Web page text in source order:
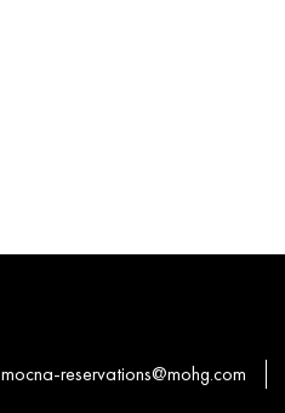
mocna-reservations@mohg.com